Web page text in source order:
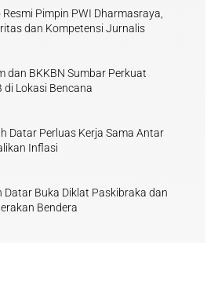
Pimpin PWI Dharmasraya,
dan Kompetensi Jurnalis
dan BKKBN Sumbar Perkuat
di Lokasi Bencana
Datar Perluas Kerja Sama Antar
Inflasi
Datar Buka Diklat Paskibraka dan
Bendera